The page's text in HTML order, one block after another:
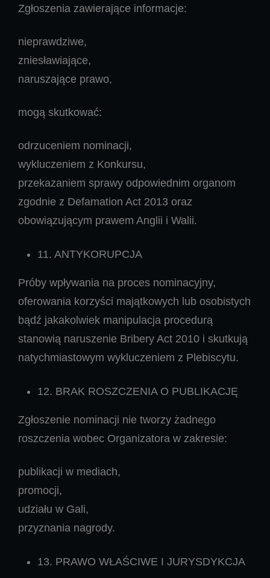
Zgłoszenia zawierające informacje:
nieprawdziwe,
zniesławiające,
naruszające prawo,
mogą skutkować:
odrzuceniem nominacji,
wykluczeniem z Konkursu,
przekazaniem sprawy odpowiednim organom
zgodnie z Defamation Act 2013 oraz
obowiązującym prawem Anglii i Walii.
11. ANTYKORUPCJA
Próby wpływania na proces nominacyjny,
oferowania korzyści majątkowych lub osobistych
bądź jakakolwiek manipulacja procedurą
stanowią naruszenie Bribery Act 2010 i skutkują
natychmiastowym wykluczeniem z Plebiscytu.
12. BRAK ROSZCZENIA O PUBLIKACJĘ
Zgłoszenie nominacji nie tworzy żadnego
roszczenia wobec Organizatora w zakresie:
publikacji w mediach,
promocji,
udziału w Gali,
przyznania nagrody.
13. PRAWO WŁAŚCIWE I JURYSDYKCJA